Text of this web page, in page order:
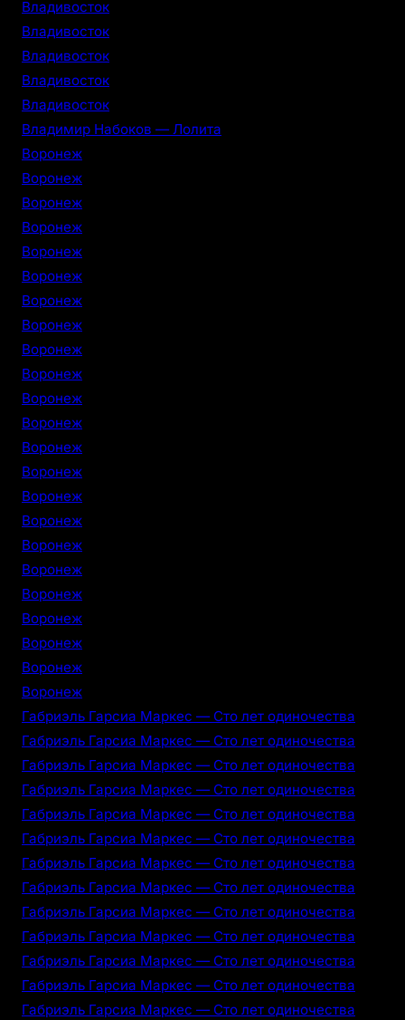
Владивосток
Владивосток
Владивосток
Владивосток
Владивосток
Владимир Набоков — Лолита
Воронеж
Воронеж
Воронеж
Воронеж
Воронеж
Воронеж
Воронеж
Воронеж
Воронеж
Воронеж
Воронеж
Воронеж
Воронеж
Воронеж
Воронеж
Воронеж
Воронеж
Воронеж
Воронеж
Воронеж
Воронеж
Воронеж
Воронеж
Габриэль Гарсиа Маркес — Сто лет одиночества
Габриэль Гарсиа Маркес — Сто лет одиночества
Габриэль Гарсиа Маркес — Сто лет одиночества
Габриэль Гарсиа Маркес — Сто лет одиночества
Габриэль Гарсиа Маркес — Сто лет одиночества
Габриэль Гарсиа Маркес — Сто лет одиночества
Габриэль Гарсиа Маркес — Сто лет одиночества
Габриэль Гарсиа Маркес — Сто лет одиночества
Габриэль Гарсиа Маркес — Сто лет одиночества
Габриэль Гарсиа Маркес — Сто лет одиночества
Габриэль Гарсиа Маркес — Сто лет одиночества
Габриэль Гарсиа Маркес — Сто лет одиночества
Габриэль Гарсиа Маркес — Сто лет одиночества